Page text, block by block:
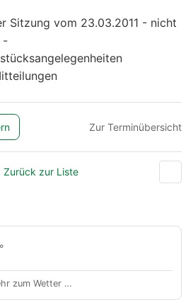
Sitzung vom 23.03.2011 - nicht
-
Zur Terminübersicht
Zurück zur Liste
zum Wetter …